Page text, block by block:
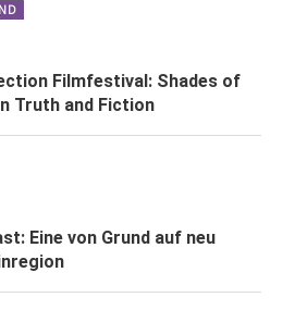
Filmfestival: Shades of
Truth and Fiction
Eine von Grund auf neu